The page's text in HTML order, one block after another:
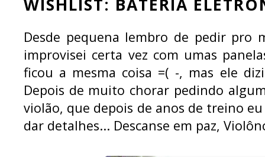
WISHLIST: BATERIA
Desde pequena lembro de pedir pro
improvisei certa vez com umas
ficou a mesma coisa =( -, mas ele
Depois de muito chorar pedindo
violão, que depois de anos de treino
dar detalhes... Descanse em paz,